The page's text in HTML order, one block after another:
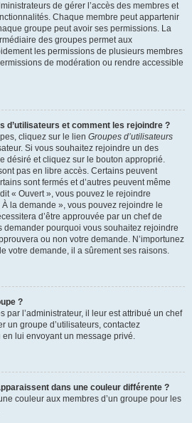
de gérer l’accès des membres et
Chaque membre peut appartenir
groupe peut avoir ses permissions. La
des groupes permet aux
les permissions de plusieurs membres
de modération ou rendre accessible
d’utilisateurs et comment les rejoindre ?
cliquez sur le lien Groupes d’utilisateurs
Si vous souhaitez rejoindre un des
désiré et cliquez sur le bouton approprié.
pas en libre accès. Certains peuvent
sont fermés et d’autres peuvent même
« Ouvert », vous pouvez le rejoindre
la demande », vous pouvez rejoindre le
d’être approuvée par un chef de
demander pourquoi vous souhaitez rejoindre
ou non votre demande. N’importunez
votre demande, il a sûrement ses raisons.
?
par l’administrateur, il leur est attribué un chef
un groupe d’utilisateurs, contactez
en lui envoyant un message privé.
dans une couleur différente ?
couleur aux membres d’un groupe pour les